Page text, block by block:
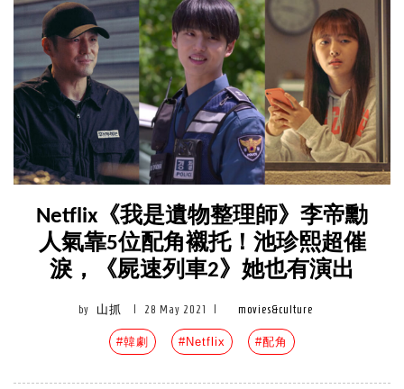
Netflix《我是遺物整理師》李帝勳
人氣靠5位配角襯托！池珍熙超催
淚，《屍速列車2》她也有演出
by 山抓 28 May 2021 movies&culture
#韓劇 #Netflix #配角